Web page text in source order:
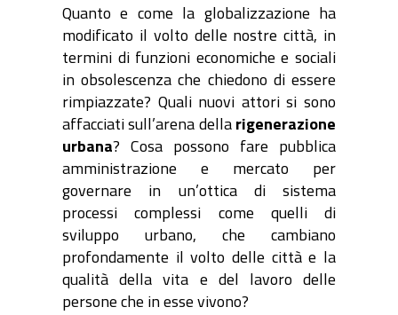
Quanto e come la globalizzazione ha
modificato il volto delle nostre città, in
termini di funzioni economiche e sociali
in obsolescenza che chiedono di essere
rimpiazzate? Quali nuovi attori si sono
affacciati sull’arena dellarigenerazione
urbana? Cosa possono fare pubblica
amministrazione e mercato per
governare in un’ottica di sistema
processi complessi come quelli di
sviluppo urbano, che cambiano
profondamente il volto delle città e la
qualità della vita e del lavoro delle
persone che in esse vivono?